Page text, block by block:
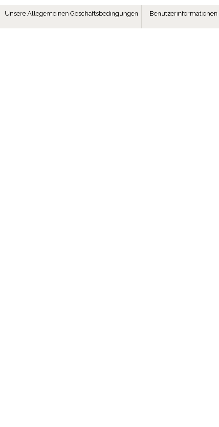
Unsere Allegemeinen Geschäftsbedingungen Benutzerinformationen